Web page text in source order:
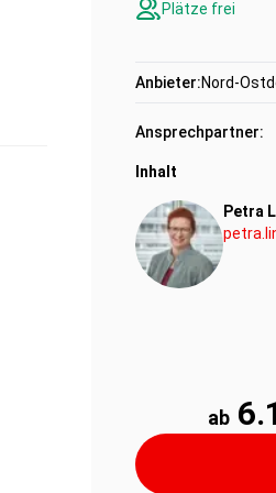
Plätze frei
Anbieter:Nord-
Ansprechpartner:
Inhalt
Petra
ab